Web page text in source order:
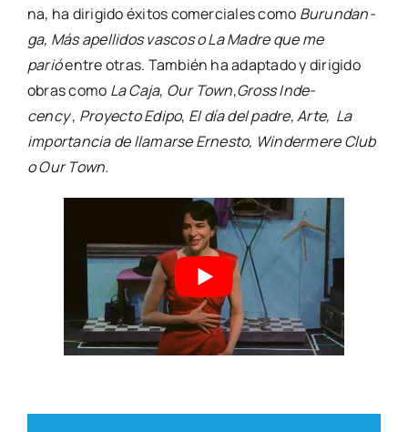
na, ha diri­gi­do éxi­tos comer­cia­les como Burun­dan­
ga, Más ape­lli­dos vas­cos o La Madre que me
parióentre otras. Tam­bién ha adap­ta­do y diri­gi­do
obras como La Caja, Our Town,Gross Inde­
cency, Pro­yec­to Edi­po, El día del padre, Arte, La
impor­tan­cia de lla­mar­se Ernes­to, Win­der­me­re Club
o Our Town.